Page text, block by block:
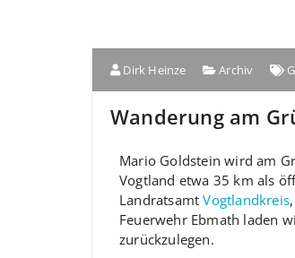
Dirk Heinze Archiv
Wanderung am
Mario Goldstein wird am
Vogtland etwa 35 km als
LandratsamtVogtlandkreis
Feuerwehr Ebmath laden
zurückzulegen.